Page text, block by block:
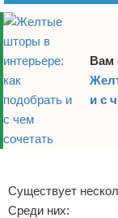
Вам
и с
Существует
Среди них: